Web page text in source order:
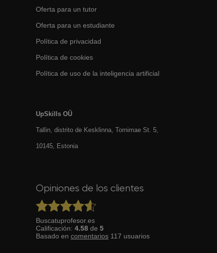
Oferta para un tutor
Oferta para un estudiante
Política de privacidad
Política de cookies
Política de uso de la inteligencia artificial
UpSkills OÜ
Tallin, distrito de Kesklinna, Tornimаe St. 5,
10145, Estonia
Opiniones de los clientes
Buscatuprofesor.es
Calificación: 4.58 de 5
Basado en comentarios 117 usuarios